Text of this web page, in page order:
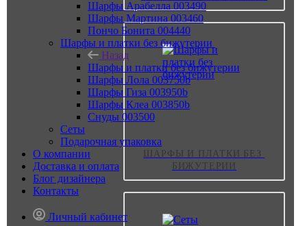
ШАРФЫ И ПЛАТКИ БЕЗ
БИЖУТЕРИИ
Шарфы Арабелла 003490
Шарфы Мартина 003460
Пончо Бонита 004440
Шарфы и платки без бижутерии
Назад
Шарфы и платки без бижутерии
Шарфы Лола 003750b
Шарфы Гиза 003950b
Шарфы Клеа 003850b
Снуды 003500
Сеты
Подарочная упаковка
О компании
Доставка и оплата
Блог дизайнера
Контакты
Личный кабинет